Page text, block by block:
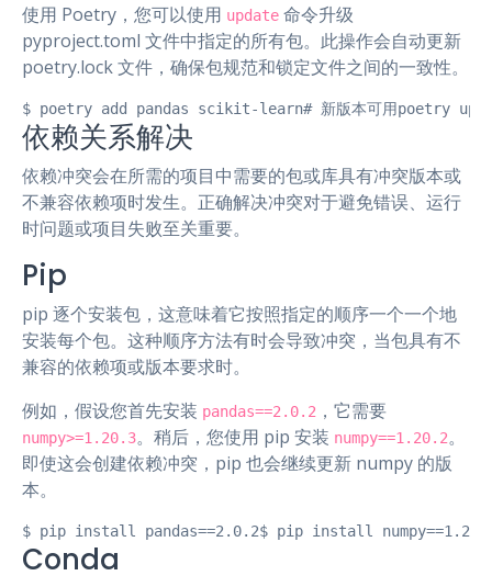
使用 Poetry，您可以使用 update 命令升级
pyproject.toml 文件中指定的所有包。此操作会自动更新
poetry.lock 文件，确保包规范和锁定文件之间的一致性。
$ poetry add pandas scikit-learn# 新版本可用poetry
依赖关系解决
依赖冲突会在所需的项目中需要的包或库具有冲突版本或
不兼容依赖项时发生。正确解决冲突对于避免错误、运行
时问题或项目失败至关重要。
Pip
pip 逐个安装包，这意味着它按照指定的顺序一个一个地
安装每个包。这种顺序方法有时会导致冲突，当包具有不
兼容的依赖项或版本要求时。
例如，假设您首先安装 pandas==2.0.2 ，它需要
numpy>=1.20.3。稍后，您使用 pip 安装 numpy==1.20.2。
即使这会创建依赖冲突，pip 也会继续更新 numpy 的版
本。
$ pip install pandas==2.0.2$ pip install
Conda